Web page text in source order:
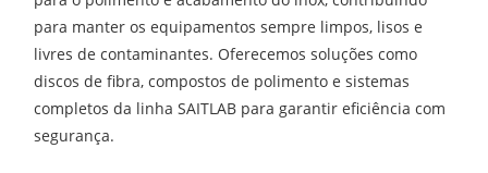
para manter os equipamentos sempre limpos, lisos e
livres de contaminantes. Oferecemos soluções como
discos de fibra, compostos de polimento e sistemas
completos da linha SAITLAB para garantir eficiência com
segurança.